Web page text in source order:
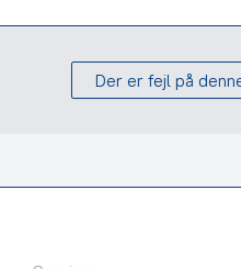
Der er fejl på